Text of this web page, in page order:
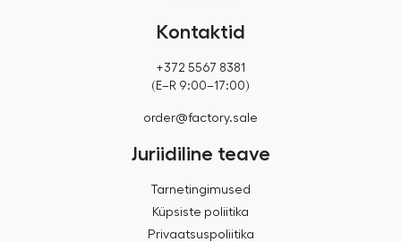
Kontaktid
+372 5567 8381
(E–R 9:00–17:00)
order@factory.sale
Juriidiline teave
Tarnetingimused
Küpsiste poliitika
Privaatsuspoliitika